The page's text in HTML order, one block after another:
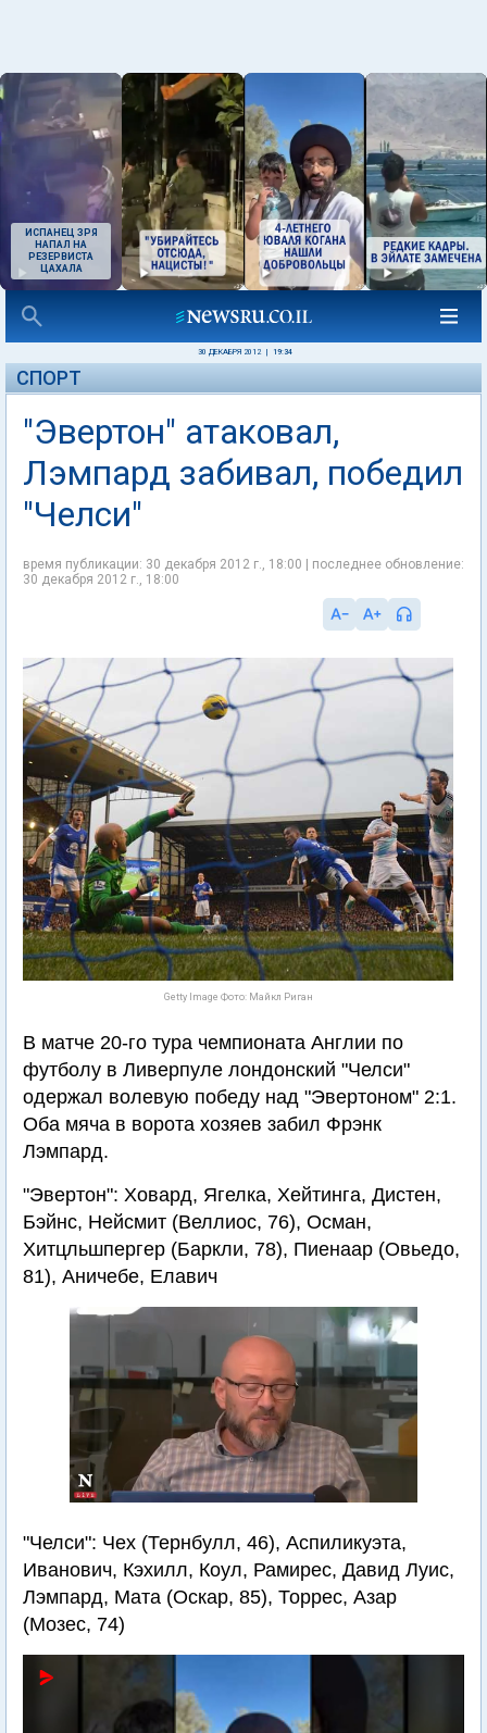
ИСПАНЕЦ ЗРЯ
НАПАЛ НА
РЕЗЕРВИСТА
ЦАХАЛА
30 ДЕКАБРЯ 2012 19:34
СПОРТ
"Эвертон" атаковал,
Лэмпард забивал, победил
"Челси"
время публикации: 30 декабря 2012 г., 18:00 | последнее обновление:
30 декабря 2012 г., 18:00
Getty Image Фото: Майкл Риган
В матче 20-го тура чемпионата Англии по
футболу в Ливерпуле лондонский "Челси"
одержал волевую победу над "Эвертоном" 2:1.
Оба мяча в ворота хозяев забил Фрэнк
Лэмпард.
"Эвертон": Ховард, Ягелка, Хейтинга, Дистен,
Бэйнс, Нейсмит (Веллиос, 76), Осман,
Хитцльшпергер (Баркли, 78), Пиенаар (Овьедо,
81), Аничебе, Елавич
"Челси": Чех (Тернбулл, 46), Аспиликуэта,
Иванович, Кэхилл, Коул, Рамирес, Давид Луис,
Лэмпард, Мата (Оскар, 85), Торрес, Азар
(Мозес, 74)